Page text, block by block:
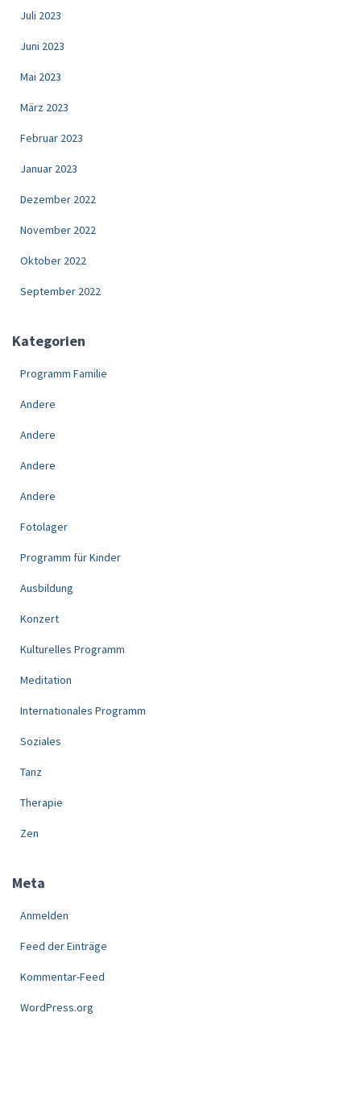
Juli 2023
Juni 2023
Mai 2023
März 2023
Februar 2023
Januar 2023
Dezember 2022
November 2022
Oktober 2022
September 2022
Kategorien
Programm Familie
Andere
Andere
Andere
Andere
Fotolager
Programm für Kinder
Ausbildung
Konzert
Kulturelles Programm
Meditation
Internationales Programm
Soziales
Tanz
Therapie
Zen
Meta
Anmelden
Feed der Einträge
Kommentar-Feed
WordPress.org